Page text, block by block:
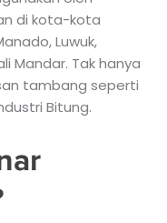
di kota-kota
Luwuk,
Mandar. Tak hanya
tambang seperti
Bitung.